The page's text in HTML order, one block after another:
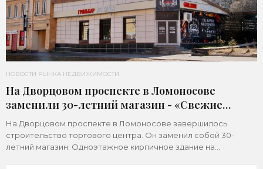
НОВОСТИ РЫНКА НЕДВИЖИМОСТИ
На Дворцовом проспекте в Ломоносове
заменили 30-летний магазин - «Свежие
новости строительства»
На Дворцовом проспекте в Ломоносове завершилось
строительство торгового центра. Он заменил собой 30-
летний магазин. Одноэтажное кирпичное здание на